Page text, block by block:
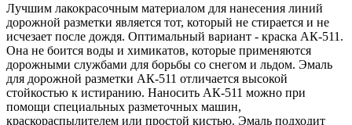
Лучшим лакокрасочным материалом для нанесения линий
дорожной разметки является тот, который не стирается и не
исчезает после дождя. Оптимальный вариант - краска АК-511.
Она не боится воды и химикатов, которые применяются
дорожными службами для борьбы со снегом и льдом. Эмаль
для дорожной разметки АК-511 отличается высокой
стойкостью к истиранию. Наносить АК-511 можно при
помощи специальных разметочных машин,
краскораспылителем или простой кистью. Эмаль подходит